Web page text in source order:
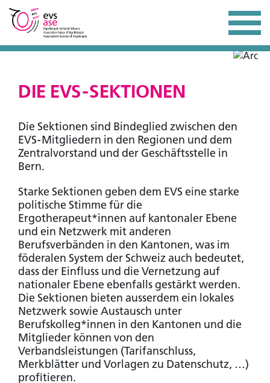
DIE EVS-SEKTIONEN
Die Sektionen sind Bindeglied zwischen den
EVS-Mitgliedern in den Regionen und dem
Zentralvorstand und der Geschäftsstelle in
Bern.
Starke Sektionen geben dem EVS eine starke
politische Stimme für die
Ergotherapeut*innen auf kantonaler Ebene
und ein Netzwerk mit anderen
Berufsverbänden in den Kantonen, was im
föderalen System der Schweiz auch bedeutet,
dass der Einfluss und die Vernetzung auf
nationaler Ebene ebenfalls gestärkt werden.
Die Sektionen bieten ausserdem ein lokales
Netzwerk sowie Austausch unter
Berufskolleg*innen in den Kantonen und die
Mitglieder können von den
Verbandsleistungen (Tarifanschluss,
Merkblätter und Vorlagen zu Datenschutz, …)
profitieren.